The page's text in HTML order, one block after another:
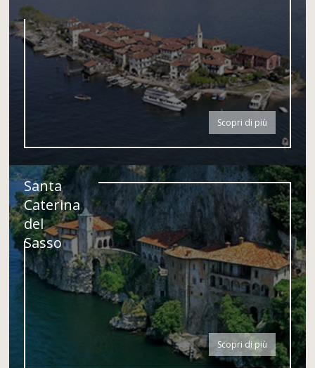
Scopri di più
Santa
Caterina
del
Sasso
Scopri di più